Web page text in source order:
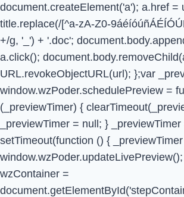
document.createElement('a'); a.href =
title.replace(/[^a-zA-Z0-
+/g, '_') + '.doc';
a.click();
URL.revokeObjectURL(url); };var
window.wzPoder.schedulePreview =
(_previewTimer) {
_previewTimer = null; } _previewTimer
setTimeout(function () {
wzContainer =